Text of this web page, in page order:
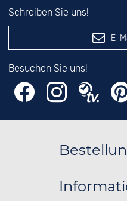
Schreiben Sie uns!
E-
Besuchen Sie uns!